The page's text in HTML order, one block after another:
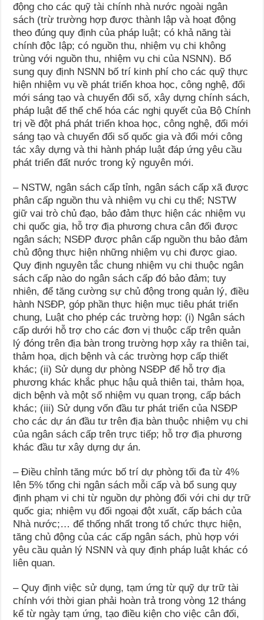
động cho các quỹ tài chính nhà nước ngoài ngân
sách (trừ trường hợp được thành lập và hoạt động
theo đúng quy định của pháp luật; có khả năng tài
chính độc lập; có nguồn thu, nhiệm vụ chi không
trùng với nguồn thu, nhiệm vụ chi của NSNN). Bổ
sung quy định NSNN bố trí kinh phí cho các quỹ thực
hiện nhiệm vụ về phát triển khoa học, công nghệ, đổi
mới sáng tạo và chuyển đổi số, xây dựng chính sách,
pháp luật để thể chế hóa các nghị quyết của Bộ Chính
trị về đột phá phát triển khoa học, công nghệ, đổi mới
sáng tạo và chuyển đổi số quốc gia và đổi mới công
tác xây dựng và thi hành pháp luật đáp ứng yêu cầu
phát triển đất nước trong kỷ nguyên mới.
– NSTW, ngân sách cấp tỉnh, ngân sách cấp xã được
phân cấp nguồn thu và nhiệm vụ chi cụ thể; NSTW
giữ vai trò chủ đạo, bảo đảm thực hiện các nhiệm vụ
chi quốc gia, hỗ trợ địa phương chưa cân đối được
ngân sách; NSĐP được phân cấp nguồn thu bảo đảm
chủ động thực hiện những nhiệm vụ chi được giao.
Quy định nguyên tắc chung nhiệm vụ chi thuộc ngân
sách cấp nào do ngân sách cấp đó bảo đảm; tuy
nhiên, để tăng cường sự chủ động trong quản lý, điều
hành NSĐP, góp phần thực hiện mục tiêu phát triển
chung, Luật cho phép các trường hợp: (i) Ngân sách
cấp dưới hỗ trợ cho các đơn vị thuộc cấp trên quản
lý đóng trên địa bàn trong trường hợp xảy ra thiên tai,
thảm họa, dịch bệnh và các trường hợp cấp thiết
khác; (ii) Sử dụng dự phòng NSĐP để hỗ trợ địa
phương khác khắc phục hậu quả thiên tai, thảm họa,
dịch bệnh và một số nhiệm vụ quan trọng, cấp bách
khác; (iii) Sử dụng vốn đầu tư phát triển của NSĐP
cho các dự án đầu tư trên địa bàn thuộc nhiệm vụ chi
của ngân sách cấp trên trực tiếp; hỗ trợ địa phương
khác đầu tư xây dựng dự án.
– Điều chỉnh tăng mức bố trí dự phòng tối đa từ 4%
lên 5% tổng chi ngân sách mỗi cấp và bổ sung quy
định phạm vi chi từ nguồn dự phòng đối với chi dự trữ
quốc gia; nhiệm vụ đối ngoại đột xuất, cấp bách của
Nhà nước;… để thống nhất trong tổ chức thực hiện,
tăng chủ động của các cấp ngân sách, phù hợp với
yêu cầu quản lý NSNN và quy định pháp luật khác có
liên quan.
– Quy định việc sử dụng, tạm ứng từ quỹ dự trữ tài
chính với thời gian phải hoàn trả trong vòng 12 tháng
kể từ ngày tạm ứng, tạo điều kiện cho việc cân đối,